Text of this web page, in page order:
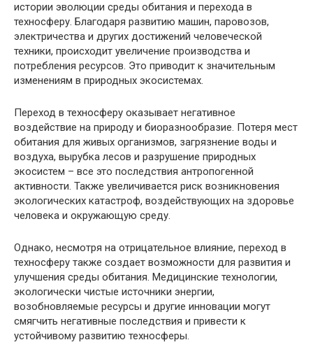
истории эволюции среды обитания и перехода в
техносферу. Благодаря развитию машин, паровозов,
электричества и других достижений человеческой
техники, происходит увеличение производства и
потребления ресурсов. Это приводит к значительным
изменениям в природных экосистемах.
Переход в техносферу оказывает негативное
воздействие на природу и биоразнообразие. Потеря мест
обитания для живых организмов, загрязнение воды и
воздуха, вырубка лесов и разрушение природных
экосистем – все это последствия антропогенной
активности. Также увеличивается риск возникновения
экологических катастроф, воздействующих на здоровье
человека и окружающую среду.
Однако, несмотря на отрицательное влияние, переход в
техносферу также создает возможности для развития и
улучшения среды обитания. Медицинские технологии,
экологически чистые источники энергии,
возобновляемые ресурсы и другие инновации могут
смягчить негативные последствия и привести к
устойчивому развитию техносферы.